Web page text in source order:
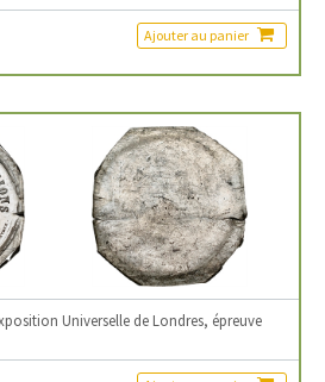
Ajouter au panier
Universelle de Londres, épreuve